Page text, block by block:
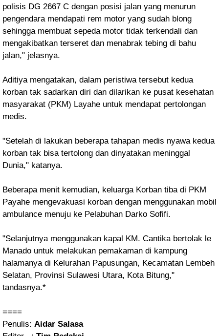
polisis DG 2667 C dengan posisi jalan yang menurun
pengendara mendapati rem motor yang sudah blong
sehingga membuat sepeda motor tidak terkendali dan
mengakibatkan terseret dan menabrak tebing di bahu
jalan," jelasnya.
Aditiya mengatakan, dalam peristiwa tersebut kedua
korban tak sadarkan diri dan dilarikan ke pusat kesehatan
masyarakat (PKM) Layahe untuk mendapat pertolongan
medis.
"Setelah di lakukan beberapa tahapan medis nyawa kedua
korban tak bisa tertolong dan dinyatakan meninggal
Dunia," katanya.
Beberapa menit kemudian, keluarga Korban tiba di PKM
Payahe mengevakuasi korban dengan menggunakan mobil
ambulance menuju ke Pelabuhan Darko Sofifi.
"Selanjutnya menggunakan kapal KM. Cantika bertolak le
Manado untuk melakukan pemakaman di kampung
halamanya di Kelurahan Papusungan, Kecamatan Lembeh
Selatan, Provinsi Sulawesi Utara, Kota Bitung,"
tandasnya.*
====
Penulis: Aidar Salasa